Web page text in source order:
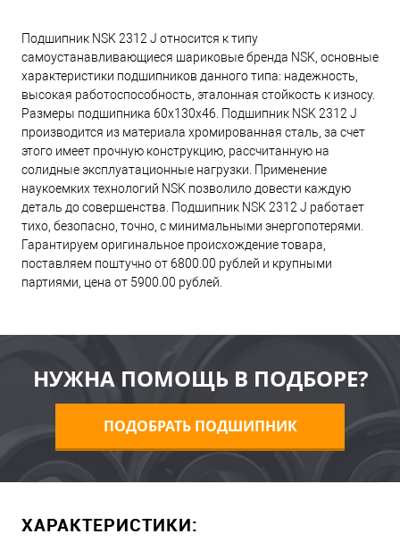
Подшипник NSK 2312 J относится к типу
самоустанавливающиеся шариковые бренда NSK, основные
характеристики подшипников данного типа: надежность,
высокая работоспособность, эталонная стойкость к износу.
Размеры подшипника 60x130x46. Подшипник NSK 2312 J
производится из материала хромированная сталь, за счет
этого имеет прочную конструкцию, рассчитанную на
солидные эксплуатационные нагрузки. Применение
наукоемких технологий NSK позволило довести каждую
деталь до совершенства. Подшипник NSK 2312 J работает
тихо, безопасно, точно, с минимальными энергопотерями.
Гарантируем оригинальное происхождение товара,
поставляем поштучно от 6800.00 рублей и крупными
партиями, цена от 5900.00 рублей.
НУЖНА ПОМОЩЬ В ПОДБОРЕ?
ПОДОБРАТЬ ПОДШИПНИК
ХАРАКТЕРИСТИКИ: